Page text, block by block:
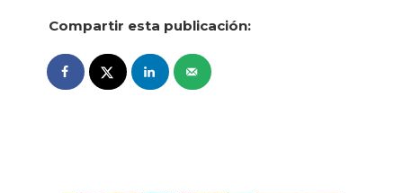
Compartir esta publicación: